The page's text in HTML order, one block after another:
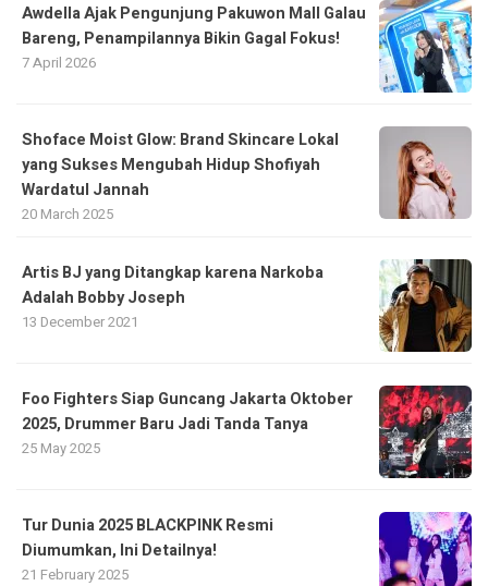
Awdella Ajak Pengunjung Pakuwon Mall Galau
Bareng, Penampilannya Bikin Gagal Fokus!
7 April 2026
Shoface Moist Glow: Brand Skincare Lokal
yang Sukses Mengubah Hidup Shofiyah
Wardatul Jannah
20 March 2025
Artis BJ yang Ditangkap karena Narkoba
Adalah Bobby Joseph
13 December 2021
Foo Fighters Siap Guncang Jakarta Oktober
2025, Drummer Baru Jadi Tanda Tanya
25 May 2025
Tur Dunia 2025 BLACKPINK Resmi
Diumumkan, Ini Detailnya!
21 February 2025